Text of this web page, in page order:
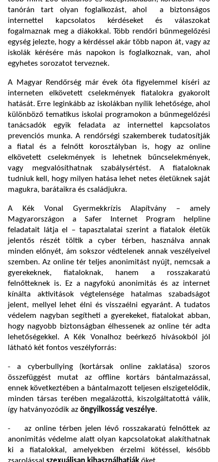
tanórán tart olyan foglalkozást, ahol a biztonságos
internettel kapcsolatos kérdéseket és válaszokat
fogalmaznak meg a diákokkal. Több rendőri bűnmegelőzési
egység jelezte, hogy a kérdéssel akár több napon át, vagy az
iskolák kérésére más napokon is foglalkoznak, van, ahol
egyhetes sorozatot terveznek.
A Magyar Rendőrség már évek óta figyelemmel kíséri az
interneten elkövetett cselekmények fiatalokra gyakorolt
hatását. Erre leginkább az iskolákban nyílik lehetősége, ahol
különböző tematikus iskolai programokon a bűnmegelőzési
tanácsadók egyik feladata az internettel kapcsolatos
prevenciós munka. A rendőrségi szakemberek tudatosítják
a fiatal és a felnőtt korosztályban is, hogy az online
elkövetett cselekmények is lehetnek bűncselekmények,
vagy megvalósíthatnak szabálysértést. A fiataloknak
tudniuk kell, hogy milyen hatása lehet netes életüknek saját
magukra, barátaikra és családjukra.
A Kék Vonal Gyermekkrízis Alapítvány – amely
Magyarországon a Safer Internet Program helpline
feladatait látja el – tapasztalatai szerint a fiatalok életük
jelentős részét töltik a cyber térben, használva annak
minden előnyét, ám sokszor védtelenek annak veszélyeivel
szemben. Az online tér teljes anonimitást nyújt, nemcsak a
gyerekeknek, fiataloknak, hanem a rosszakaratú
felnőtteknek is. Ez a nagyfokú anonimitás és az internet
kínálta aktivitások végtelensége hatalmas szabadságot
jelent, mellyel lehet élni és visszaélni egyaránt. A tudatos
védelem nagyban segítheti a gyerekeket, fiatalokat abban,
hogy nagyobb biztonságban élhessenek az online tér adta
lehetőségekkel. A Kék Vonalhoz beérkező hívásokból jól
látható két fontos veszélyforrás:
- a cyberbullying (kortársak online zaklatása) szoros
összefüggést mutat az offline kortárs bántalmazással,
ennek következtében a bántalmazott teljesen elszigetelődik,
minden társas terében megalázottá, kiszolgáltatottá válik,
így hatványozódik az öngyilkosság veszélye.
- az online térben jelen lévő rosszakaratú felnőttek az
anonimitás védelme alatt olyan kapcsolatokat alakíthatnak
ki a fiatalokkal, amelyekben érzelmi kötéssel, később